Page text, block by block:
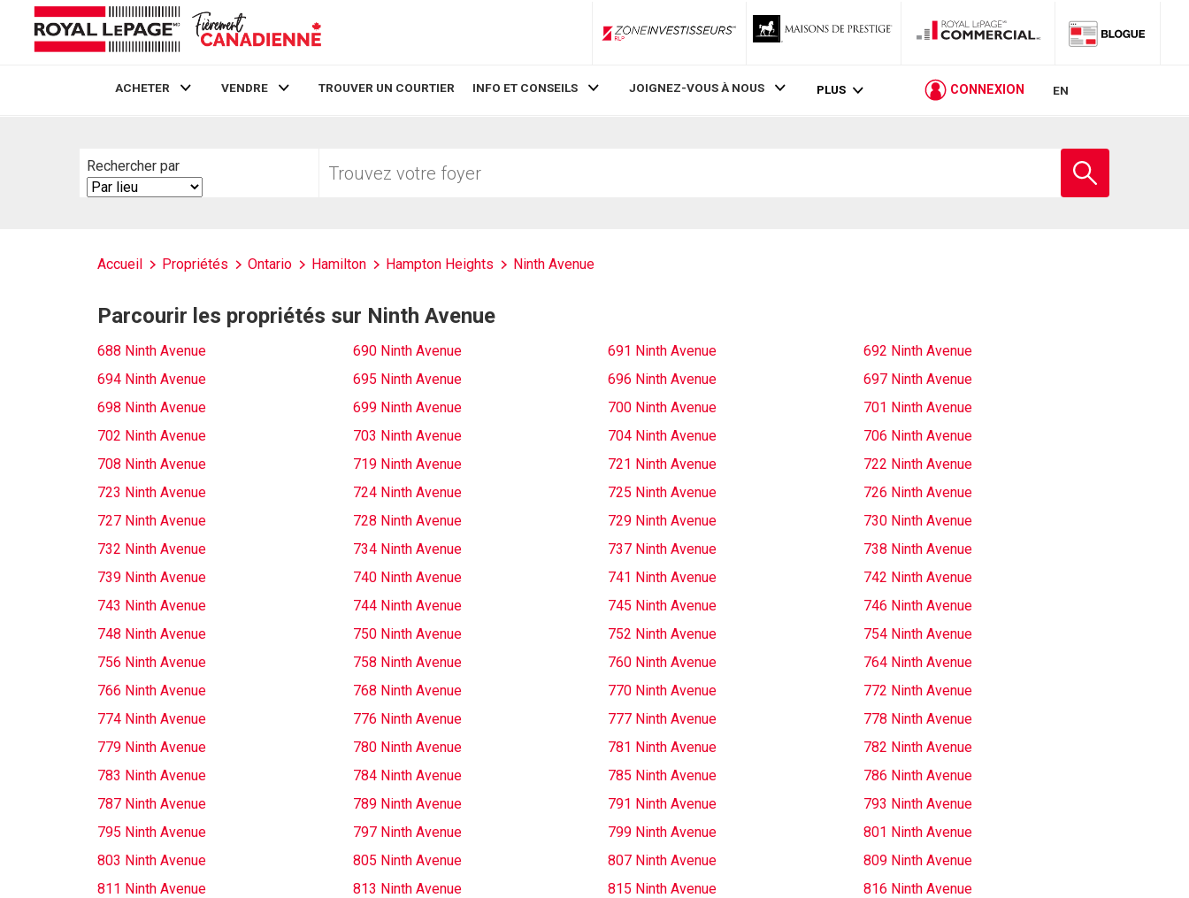
ZoneInvestisseurs RLP
ACHETER VENDRE TROUVER UN COURTIER INFO ET CONSEILS JOIGNEZ-VOUS À NOUS PLUS CONNEXION EN
Rechercher par
Search
By
votre
Accueil Propriétés Ontario Hamilton Hampton Heights Ninth Avenue
Parcourir les propriétés sur Ninth Avenue
688 Ninth Avenue 690 Ninth Avenue 691 Ninth Avenue
692 Ninth Avenue
694 Ninth Avenue
695 Ninth Avenue 696 Ninth Avenue
697 Ninth Avenue
698 Ninth Avenue
699 Ninth Avenue 700 Ninth Avenue
701 Ninth Avenue
702 Ninth Avenue
703 Ninth Avenue 704 Ninth Avenue
706 Ninth Avenue
708 Ninth Avenue
719 Ninth Avenue 721 Ninth Avenue
722 Ninth Avenue
723 Ninth Avenue
724 Ninth Avenue 725 Ninth Avenue
726 Ninth Avenue
727 Ninth Avenue
728 Ninth Avenue 729 Ninth Avenue
730 Ninth Avenue
732 Ninth Avenue
734 Ninth Avenue 737 Ninth Avenue
738 Ninth Avenue
739 Ninth Avenue
740 Ninth Avenue 741 Ninth Avenue
742 Ninth Avenue
743 Ninth Avenue
744 Ninth Avenue 745 Ninth Avenue
746 Ninth Avenue
748 Ninth Avenue
750 Ninth Avenue 752 Ninth Avenue
754 Ninth Avenue
756 Ninth Avenue
758 Ninth Avenue 760 Ninth Avenue
764 Ninth Avenue
766 Ninth Avenue
768 Ninth Avenue 770 Ninth Avenue
772 Ninth Avenue
774 Ninth Avenue
776 Ninth Avenue 777 Ninth Avenue
778 Ninth Avenue
779 Ninth Avenue
780 Ninth Avenue 781 Ninth Avenue
782 Ninth Avenue
783 Ninth Avenue
784 Ninth Avenue 785 Ninth Avenue
786 Ninth Avenue
787 Ninth Avenue
789 Ninth Avenue 791 Ninth Avenue
793 Ninth Avenue
795 Ninth Avenue
797 Ninth Avenue 799 Ninth Avenue
801 Ninth Avenue
803 Ninth Avenue
805 Ninth Avenue 807 Ninth Avenue
809 Ninth Avenue
811 Ninth Avenue
813 Ninth Avenue 815 Ninth Avenue
816 Ninth Avenue